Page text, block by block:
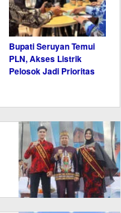
Bupati Seruyan Temui
PLN, Akses Listrik
Pelosok Jadi Prioritas